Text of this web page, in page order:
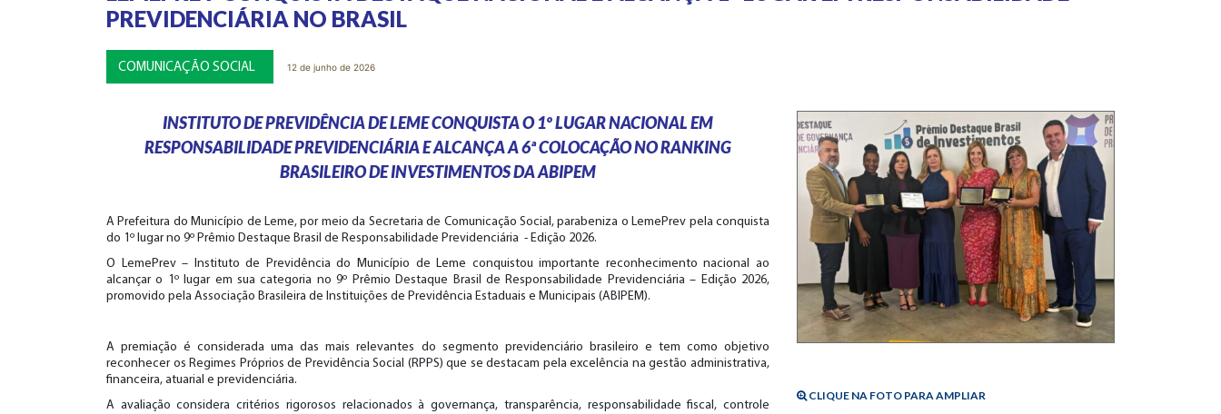
PREVIDENCIÁRIA NO BRASIL
COMUNICAÇÃO SOCIAL 12 de junho de 2026
INSTITUTO DE PREVIDÊNCIA DE LEME CONQUISTA O 1º LUGAR NACIONAL EM
RESPONSABILIDADE PREVIDENCIÁRIA E ALCANÇA A 6ª COLOCAÇÃO NO RANKING
BRASILEIRO DE INVESTIMENTOS DA ABIPEM
A Prefeitura do Município de Leme, por meio da Secretaria de Comunicação Social, parabeniza o LemePrev pela conquista
do 1º lugar no 9º Prêmio Destaque Brasil de Responsabilidade Previdenciária - Edição 2026.
O LemePrev – Instituto de Previdência do Município de Leme conquistou importante reconhecimento nacional ao
alcançar o 1º lugar em sua categoria no 9º Prêmio Destaque Brasil de Responsabilidade Previdenciária – Edição 2026,
promovido pela Associação Brasileira de Instituições de Previdência Estaduais e Municipais (ABIPEM).
A premiação é considerada uma das mais relevantes do segmento previdenciário brasileiro e tem como objetivo
reconhecer os Regimes Próprios de Previdência Social (RPPS) que se destacam pela excelência na gestão administrativa,
financeira, atuarial e previdenciária.
A avaliação considera critérios rigorosos relacionados à governança, transparência, responsabilidade fiscal, controle
CLIQUE NA FOTO PARA AMPLIAR